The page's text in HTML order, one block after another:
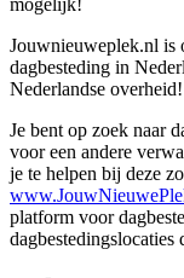
Jouwnieuweplek.nl is
dagbesteding in
Nederlandse overheid!
Je bent op zoek naar
voor een andere
je te helpen bij deze
platform voor
dagbestedingslocaties